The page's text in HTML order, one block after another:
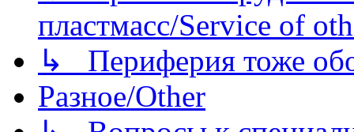
пластмасс/Service of
↳ Периферия тоже
Разное/Other